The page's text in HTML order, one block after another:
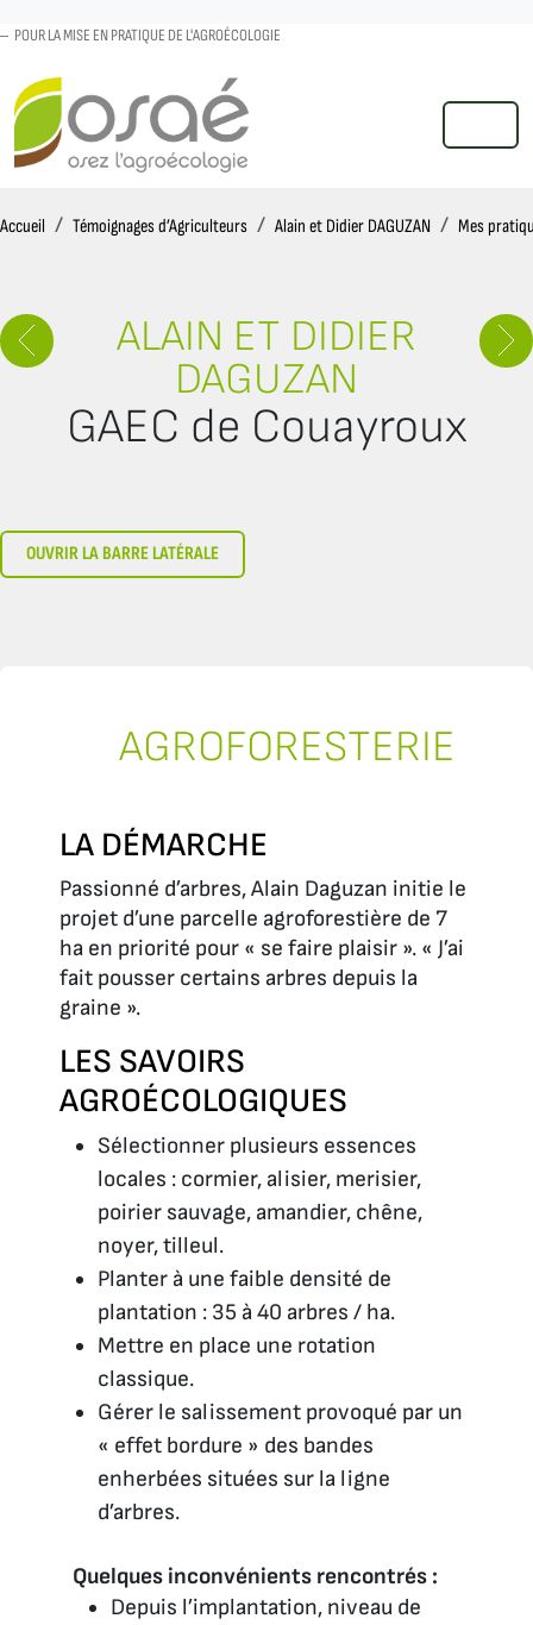
POUR LA MISE EN PRATIQUE DE L'AGROÉCOLOGIE
MENU
Accueil AccueilTémoignages d’Agriculteurs Alain et Didier DAGUZAN Mes
ALAIN ET DIDIER
DAGUZAN
GAEC de Couayroux
OUVRIR LA BARRE LATÉRALE
AGROFORESTERIE
LA DÉMARCHE
Passionné d’arbres, Alain Daguzan initie le
projet d’une parcelle agroforestière de 7
ha en priorité pour « se faire plaisir ». « J’ai
fait pousser certains arbres depuis la
graine ».
LES SAVOIRS
AGROÉCOLOGIQUES
Sélectionner plusieurs essences
locales : cormier, alisier, merisier,
poirier sauvage, amandier, chêne,
noyer, tilleul.
Planter à une faible densité de
plantation : 35 à 40 arbres / ha.
Mettre en place une rotation
classique.
Gérer le salissement provoqué par un
« effet bordure » des bandes
enherbées situées sur la ligne
d’arbres.
Quelques inconvénients rencontrés :
Depuis l’implantation, niveau de